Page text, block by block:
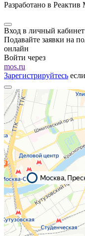
Разработано в Реактив
Вход в личный кабинет
Подавайте заявки на
онлайн
Войти через
mos.ru
Зарегистрируйтесь